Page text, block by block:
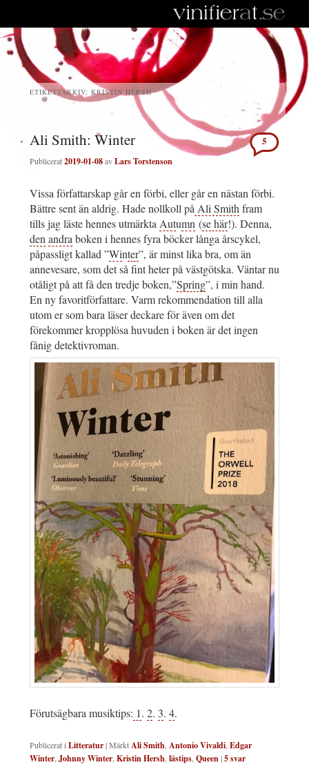
ETIKETTARKIV: KRISTIN HERSH
Ali Smith: Winter
Publicerat2019-01-08avLars Torstenson
5
Vissa författarskap går en förbi, eller går en nästan förbi.
Bättre sent än aldrig. Hade nollkoll påAli Smithfram
tills jag läste hennes utmärktaAutumn (se här!). Denna,
denandraboken i hennes fyra böcker långa årscykel,
påpassligt kallad ”Winter”, är minst lika bra, om än
annevesare, som det så fint heter på västgötska. Väntar nu
otåligt på att få den tredje boken,”Spring”, i min hand.
En ny favoritförfattare. Varm rekommendation till alla
utom er som bara läser deckare för även om det
förekommer kropplösa huvuden i boken är det ingen
fånig detektivroman.
Förutsägbara musiktips: 1. 2. 3. 4.
Publicerat i Litteratur|MärktAli Smith Antonio Vivaldi Edgar
Winter Johnny Winter Kristin Hersh lästips Queen|5svar